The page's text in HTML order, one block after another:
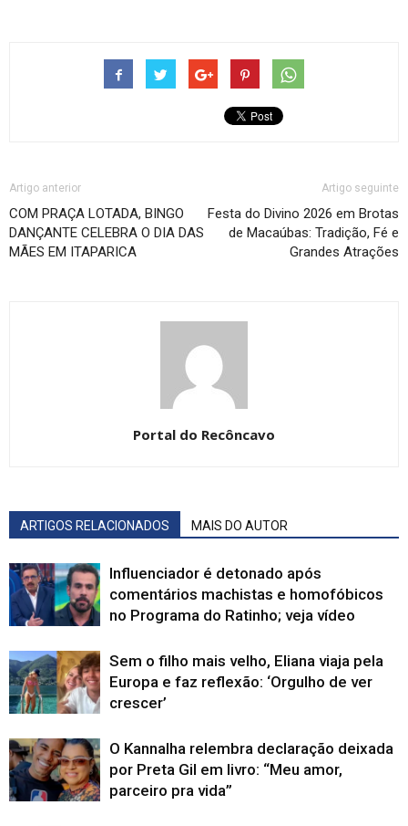
Artigo anterior
COM PRAÇA LOTADA, BINGO
DANÇANTE CELEBRA O DIA DAS
MÃES EM ITAPARICA
Artigo seguinte
Festa do Divino 2026 em Brotas
de Macaúbas: Tradição, Fé e
Grandes Atrações
Portal do Recôncavo
ARTIGOS RELACIONADOS MAIS DO AUTOR
Influenciador é detonado após
comentários machistas e homofóbicos
no Programa do Ratinho; veja vídeo
Sem o filho mais velho, Eliana viaja pela
Europa e faz reflexão: ‘Orgulho de ver
crescer’
O Kannalha relembra declaração deixada
por Preta Gil em livro: “Meu amor,
parceiro pra vida”